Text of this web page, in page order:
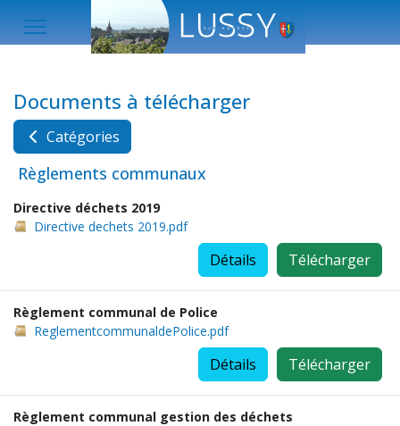
Documents à télécharger
Catégories
Règlements communaux
Directive déchets 2019
Directive dechets 2019.pdf
Télécharger
Détails
Règlement communal de Police
ReglementcommunaldePolice.pdf
Télécharger
Détails
Règlement communal gestion des déchets